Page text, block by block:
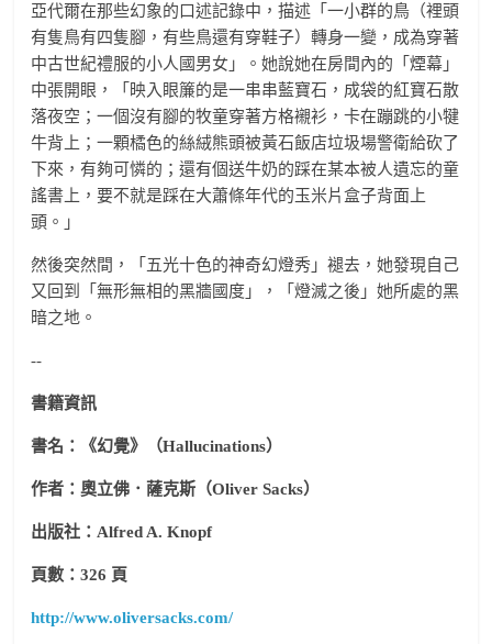
亞代爾在那些幻象的口述記錄中，描述「一小群的鳥（裡頭
有隻鳥有四隻腳，有些鳥還有穿鞋子）轉身一變，成為穿著
中古世紀禮服的小人國男女」。她說她在房間內的「煙幕」
中張開眼，「映入眼簾的是一串串藍寶石，成袋的紅寶石散
落夜空；一個沒有腳的牧童穿著方格襯衫，卡在蹦跳的小犍
牛背上；一顆橘色的絲絨熊頭被黃石飯店垃圾場警衛給砍了
下來，有夠可憐的；還有個送牛奶的踩在某本被人遺忘的童
謠書上，要不就是踩在大蕭條年代的玉米片盒子背面上
頭。」
然後突然間，「五光十色的神奇幻燈秀」褪去，她發現自己
又回到「無形無相的黑牆國度」，「燈滅之後」她所處的黑
暗之地。
--
書籍資訊
書名：《幻覺》（Hallucinations）
作者：奧立佛．薩克斯（Oliver Sacks）
出版社：Alfred A. Knopf
頁數：326 頁
http://www.oliversacks.com/